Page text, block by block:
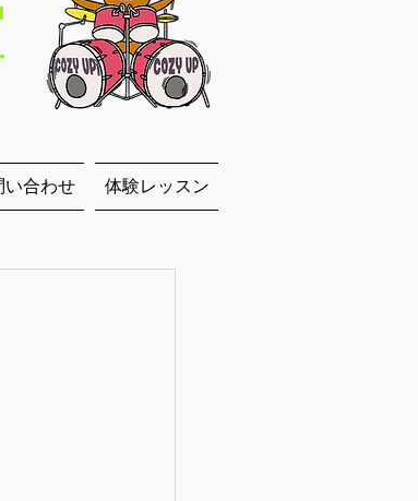
い合わせ 体験レッスン